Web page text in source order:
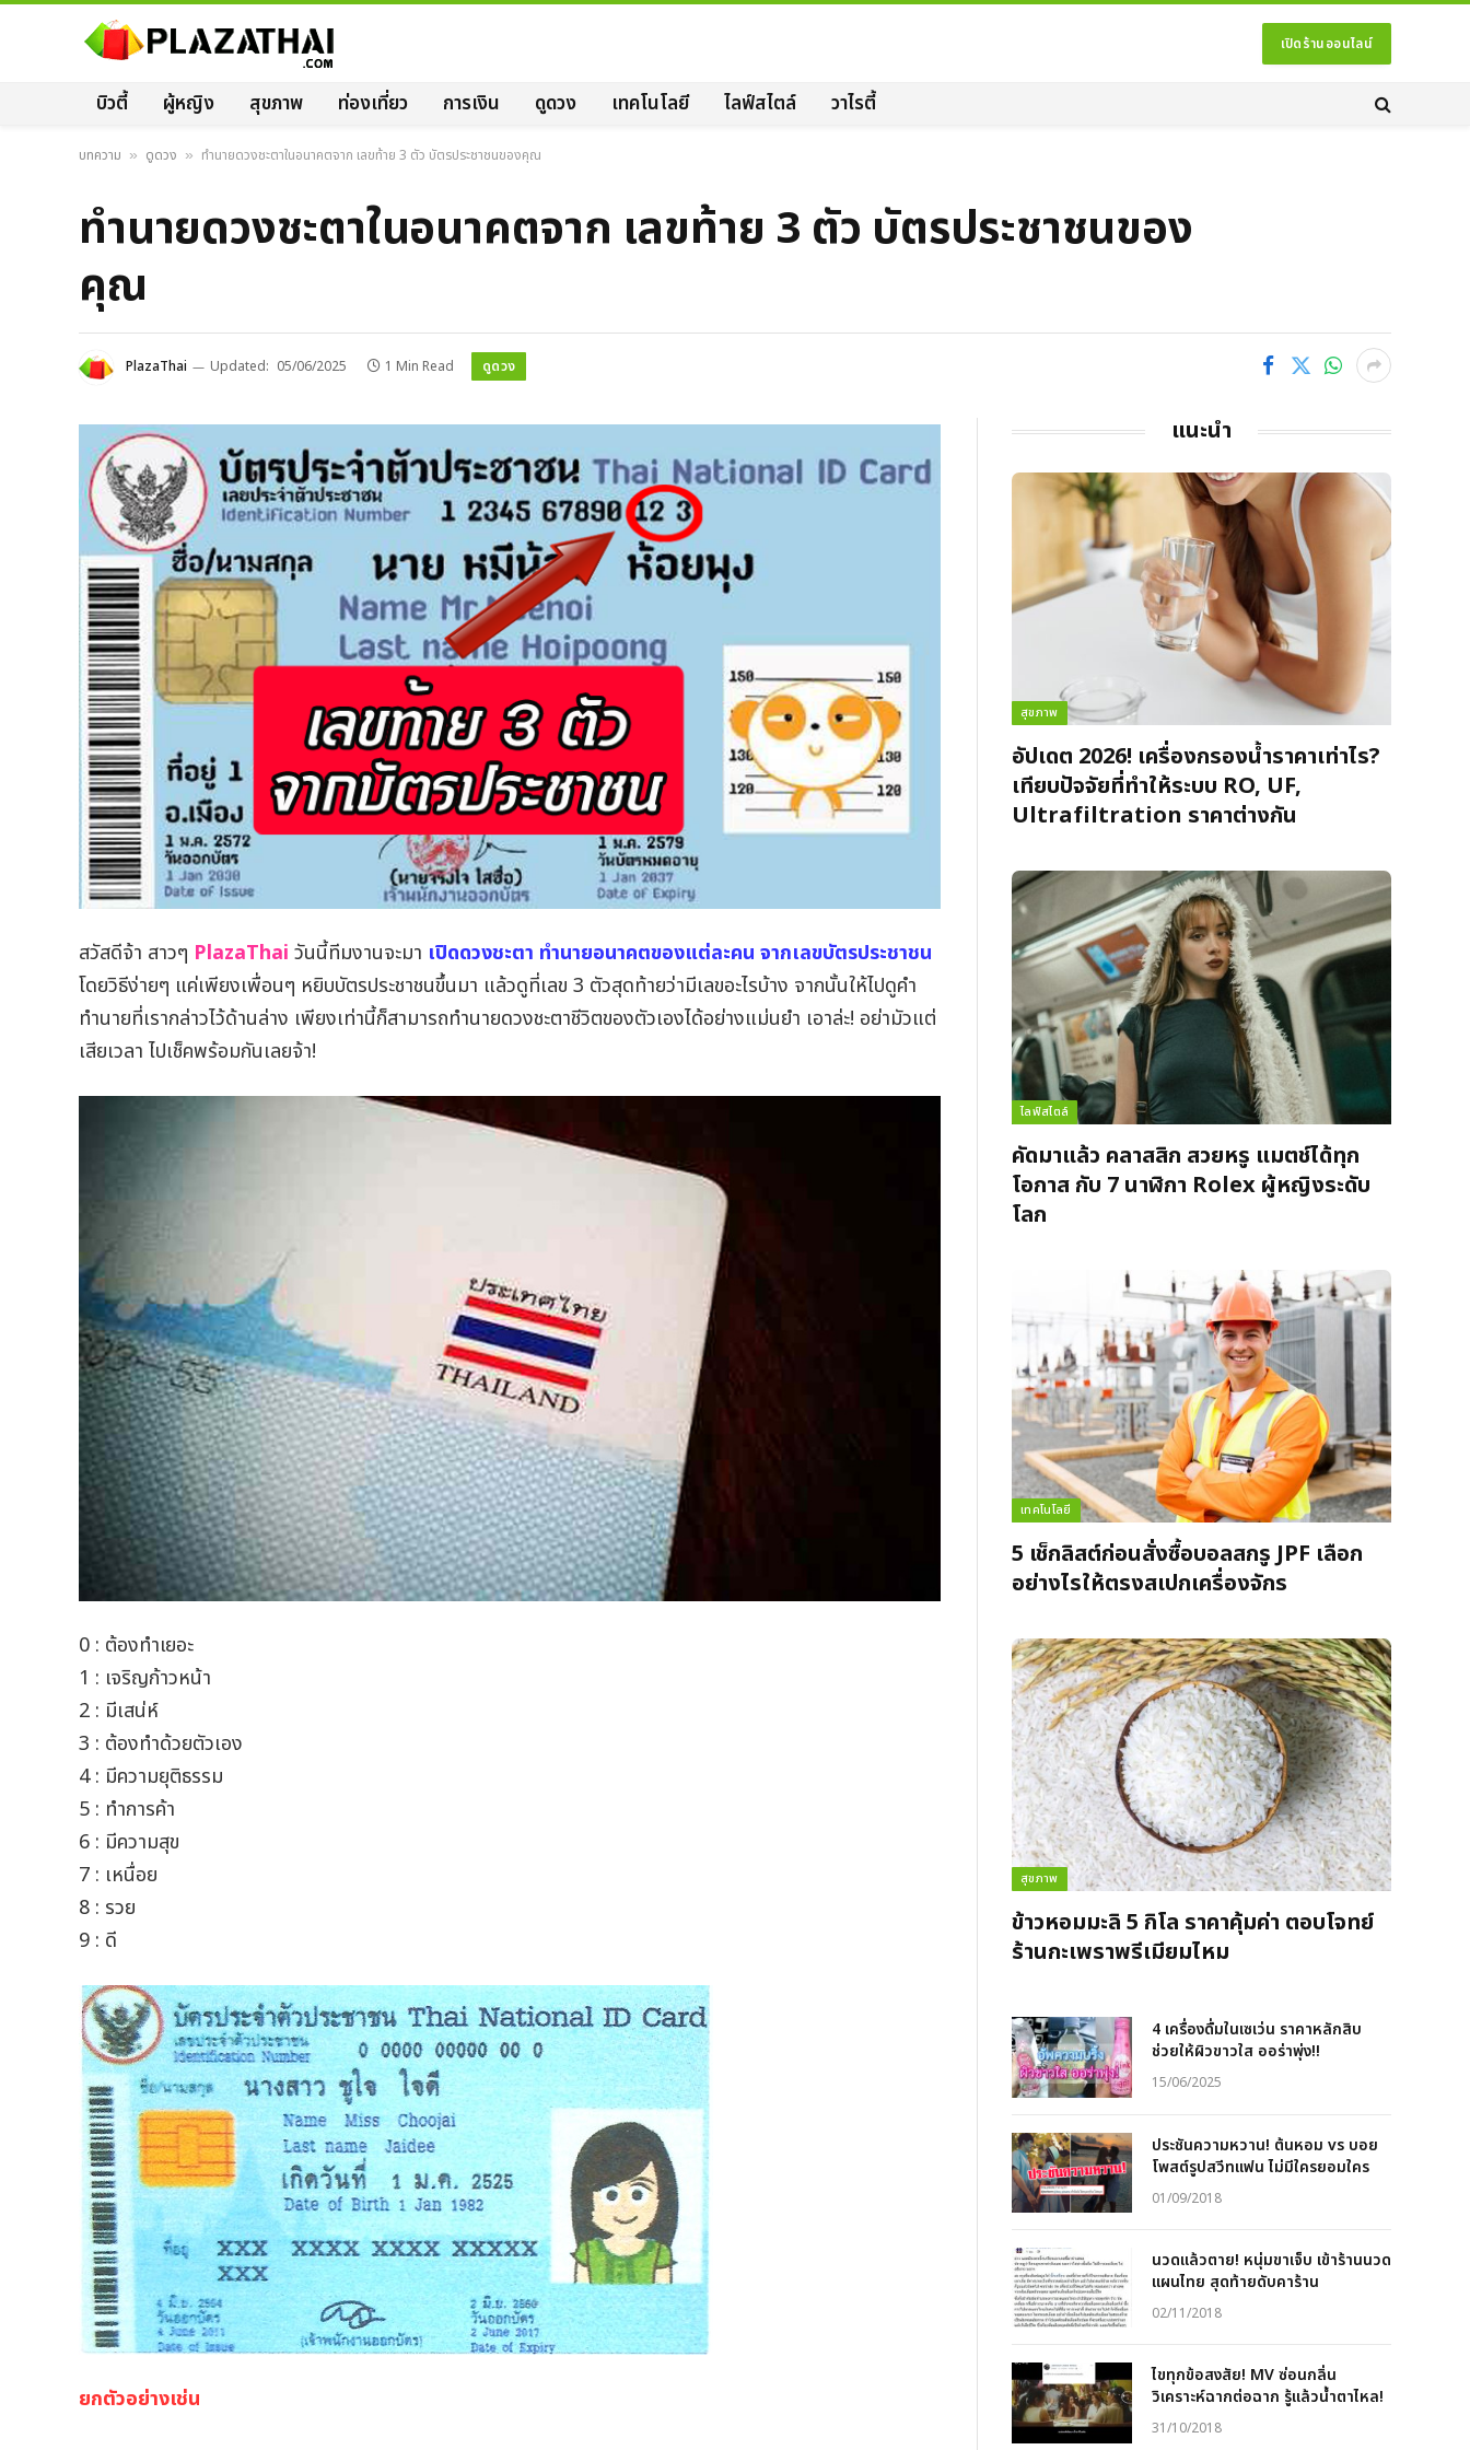
เปิดร้านออนไลน์
บิวตี้ ผู้หญิง สุขภาพ ท่องเที่ยว การเงิน ดูดวง เทคโนโลยี ไลฟ์สไตล์ วาไรตี้
บทความ » ดูดวง » ทำนายดวงชะตาในอนาคตจาก เลขท้าย 3 ตัว บัตรประชาชนของคุณ
ทำนายดวงชะตาในอนาคตจาก เลขท้าย 3 ตัว บัตรประชาชนของ
คุณ
PlazaThai Updated: 05/06/2025 1 Min Read ดูดวง
สวัสดีจ้า สาวๆ PlazaThai วันนี้ทีมงานจะมา เปิดดวงชะตา ทำนายอนาคตของแต่ละคน จากเลขบัตรประชาชน
โดยวิธีง่ายๆ แค่เพียงเพื่อนๆ หยิบบัตรประชาชนขึ้นมา แล้วดูที่เลข 3 ตัวสุดท้ายว่ามีเลขอะไรบ้าง จากนั้นให้ไปดูคำ
ทำนายที่เรากล่าวไว้ด้านล่าง เพียงเท่านี้ก็สามารถทำนายดวงชะตาชีวิตของตัวเองได้อย่างแม่นยำ เอาล่ะ! อย่ามัวแต่
เสียเวลา ไปเช็คพร้อมกันเลยจ้า!
0 : ต้องทำเยอะ
1 : เจริญก้าวหน้า
2 : มีเสน่ห์
3 : ต้องทำด้วยตัวเอง
4 : มีความยุติธรรม
5 : ทำการค้า
6 : มีความสุข
7 : เหนื่อย
8 : รวย
9 : ดี
ยกตัวอย่างเช่น
แนะนำ
สุขภาพ
อัปเดต 2026! เครื่องกรองน้ำราคาเท่าไร?
เทียบปัจจัยที่ทำให้ระบบ RO, UF,
Ultrafiltration ราคาต่างกัน
ไลฟ์สไตล์
คัดมาแล้ว คลาสสิก สวยหรู แมตช์ได้ทุก
โอกาส กับ 7 นาฬิกา Rolex ผู้หญิงระดับ
โลก
เทคโนโลยี
5 เช็กลิสต์ก่อนสั่งซื้อบอลสกรู JPF เลือก
อย่างไรให้ตรงสเปกเครื่องจักร
สุขภาพ
ข้าวหอมมะลิ 5 กิโล ราคาคุ้มค่า ตอบโจทย์
ร้านกะเพราพรีเมียมไหม
4 เครื่องดื่มในเซเว่น ราคาหลักสิบ
ช่วยให้ผิวขาวใส ออร่าพุ่ง!!
15/06/2025
ประชันความหวาน! ต้นหอม vs บอย
โพสต์รูปสวีทแฟน ไม่มีใครยอมใคร
01/09/2018
นวดแล้วตาย! หนุ่มขาเจ็บ เข้าร้านนวด
แผนไทย สุดท้ายดับคาร้าน
02/11/2018
ไขทุกข้อสงสัย! MV ซ่อนกลิ่น
วิเคราะห์ฉากต่อฉาก รู้แล้วน้ำตาไหล!
31/10/2018